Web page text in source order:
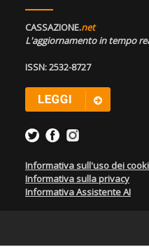
CASSAZIONE.net
L'aggiornamento in tempo
ISSN: 2532-8727
Informativa sull'uso dei
Informativa sulla privacy
Informativa Assistente AI